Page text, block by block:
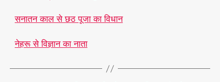
सनातन काल से छठ पूजा का विधान
नेहरू से विज्ञान का नाता